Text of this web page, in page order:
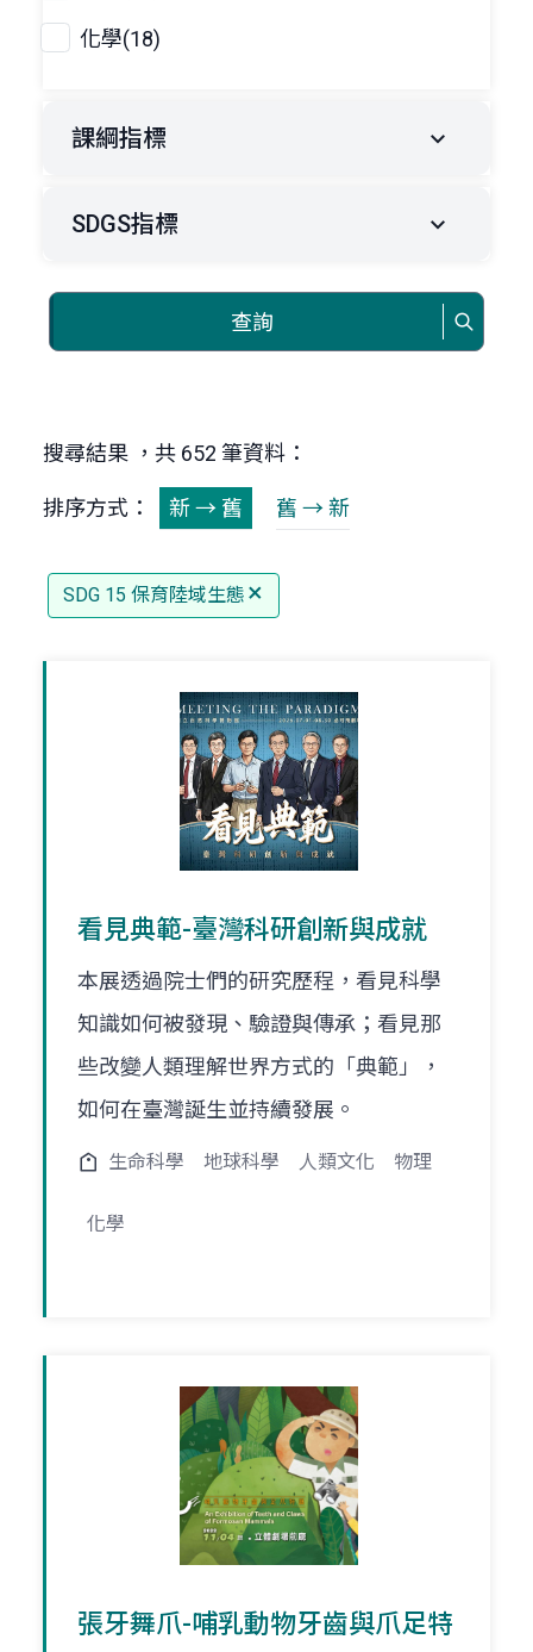
化學(18)
課綱指標
SDGS指標
查詢
搜尋結果 ，共 652 筆資料：
排序方式： 新 → 舊 舊 → 新
SDG 15 保育陸域生態
看見典範-臺灣科研創新與成就
本展透過院士們的研究歷程，看見科學
知識如何被發現、驗證與傳承；看見那
些改變人類理解世界方式的「典範」，
如何在臺灣誕生並持續發展。
生命科學 地球科學 人類文化 物理
化學
張牙舞爪-哺乳動物牙齒與爪足特